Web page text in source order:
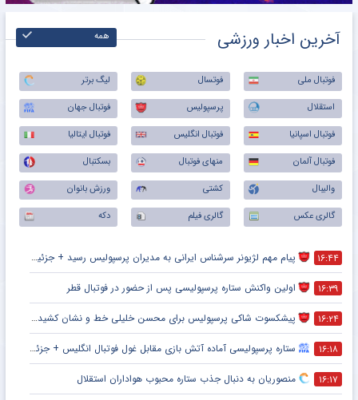
آخرین اخبار ورزشی همه
فوتبال ملی فوتسال
لیگ برتر
استقلال
پرسپولیس
فوتبال جهان
فوتبال اسپانیا
فوتبال انگلیس
فوتبال ایتالیا
فوتبال آلمان
منهای فوتبال
بسکتبال
والیبال
کشتی
ورزش بانوان
گالری عکس
گالری فیلم دکه
۱۶:۴۴ پیام مهم لژیونر سرشناس ایرانی به مدیران پرسپولیس رسید + جزئیات
۱۶:۳۹ اولین واکنش ستاره پرسپولیسی پس از حضور در فوتبال قطر
۱۶:۲۴ پیشکسوت شاکی پرسپولیس برای محسن خلیلی خط و نشان کشید + جزئیات
۱۶:۱۸ ستاره پرسپولیسی آماده آتش بازی مقابل غول فوتبال انگلیس + جزئیات
۱۶:۱۷ منصوریان به دنبال جذب ستاره محبوب هواداران استقلال